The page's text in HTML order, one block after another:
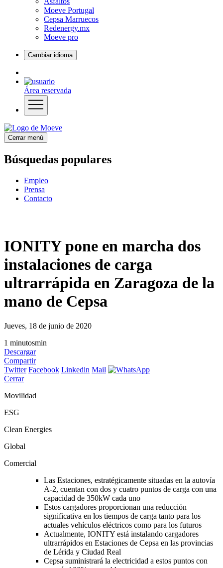
Moeve Portugal
Cepsa Marruecos
Redenergy.mx
Moeve pro
Cambiar idioma
Área reservada
Cerrar menú
Búsquedas populares
Empleo
Prensa
Contacto
IONITY pone en marcha dos
instalaciones de carga
ultrarrápida en Zaragoza de la
mano de Cepsa
Jueves, 18 de junio de 2020
1 minutosmin
Descargar
Compartir
Twitter Facebook Linkedin Mail
Cerrar
Movilidad
ESG
Clean Energies
Global
Comercial
Las Estaciones, estratégicamente situadas en la autovía
A-2, cuentan con dos y cuatro puntos de carga con una
capacidad de 350kW cada uno
Estos cargadores proporcionan una reducción
significativa en los tiempos de carga tanto para los
actuales vehículos eléctricos como para los futuros
Actualmente, IONITY está instalando cargadores
ultrarrápidos en Estaciones de Cepsa en las provincias
de Lérida y Ciudad Real
Cepsa suministrará la electricidad a estos puntos con